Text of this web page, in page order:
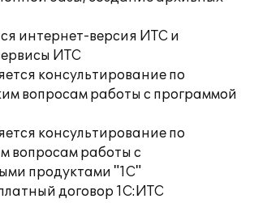
интернет-версия ИТС и
ИТС
консультирование по
вопросам работы с программой
консультирование по
вопросам работы с
продуктами "1С"
договор 1С:ИТС